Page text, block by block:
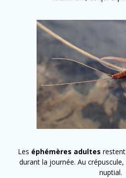
Les éphémères adultes
durant la journée. Au crépuscule,
nuptial.